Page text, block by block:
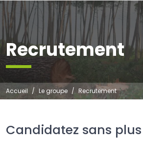
Recrutement
Accueil Le groupe Recrutement
Candidatez sans